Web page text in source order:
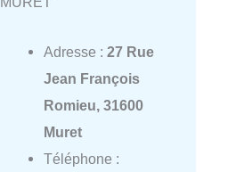
Adresse : 27 Rue
Jean François
Romieu, 31600
Muret
Téléphone :